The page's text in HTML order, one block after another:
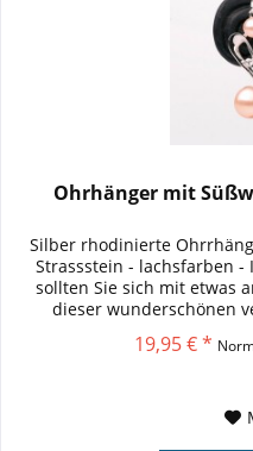
Ohrhänger mit
Silber rhodinierte
Strassstein - lachsfarben
sollten Sie sich mit etwas
dieser wunderschönen
19,95 € *